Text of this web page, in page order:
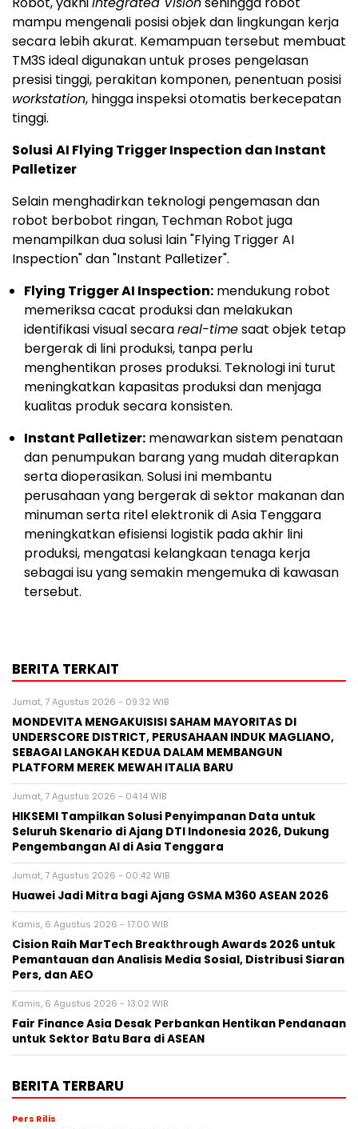
mampu mengenali posisi objek dan lingkungan kerja
secara lebih akurat. Kemampuan tersebut membuat
TM3S ideal digunakan untuk proses pengelasan
presisi tinggi, perakitan komponen, penentuan posisi
workstation, hingga inspeksi otomatis berkecepatan
tinggi.
Solusi AI Flying Trigger Inspection dan Instant
Palletizer
Selain menghadirkan teknologi pengemasan dan
robot berbobot ringan, Techman Robot juga
menampilkan dua solusi lain "Flying Trigger AI
Inspection" dan "Instant Palletizer".
Flying Trigger AI Inspection: mendukung robot
memeriksa cacat produksi dan melakukan
identifikasi visual secarareal-timesaat objek tetap
bergerak di lini produksi, tanpa perlu
menghentikan proses produksi. Teknologi ini turut
meningkatkan kapasitas produksi dan menjaga
kualitas produk secara konsisten.
Instant Palletizer: menawarkan sistem penataan
dan penumpukan barang yang mudah diterapkan
serta dioperasikan. Solusi ini membantu
perusahaan yang bergerak di sektor makanan dan
minuman serta ritel elektronik di Asia Tenggara
meningkatkan efisiensi logistik pada akhir lini
produksi, mengatasi kelangkaan tenaga kerja
sebagai isu yang semakin mengemuka di kawasan
tersebut.
BERITA TERKAIT
Jumat, 7 Agustus 2026 - 09:32 WIB
MONDEVITA MENGAKUISISI SAHAM MAYORITAS DI
UNDERSCORE DISTRICT, PERUSAHAAN INDUK MAGLIANO,
SEBAGAI LANGKAH KEDUA DALAM MEMBANGUN
PLATFORM MEREK MEWAH ITALIA BARU
Jumat, 7 Agustus 2026 - 04:14 WIB
HIKSEMI Tampilkan Solusi Penyimpanan Data untuk
Seluruh Skenario di Ajang DTI Indonesia 2026, Dukung
Pengembangan AI di Asia Tenggara
Jumat, 7 Agustus 2026 - 00:42 WIB
Huawei Jadi Mitra bagi Ajang GSMA M360 ASEAN 2026
Kamis, 6 Agustus 2026 - 17:00 WIB
Cision Raih MarTech Breakthrough Awards 2026 untuk
Pemantauan dan Analisis Media Sosial, Distribusi Siaran
Pers, dan AEO
Kamis, 6 Agustus 2026 - 13:02 WIB
Fair Finance Asia Desak Perbankan Hentikan Pendanaan
untuk Sektor Batu Bara di ASEAN
BERITA TERBARU
Pers Rilis